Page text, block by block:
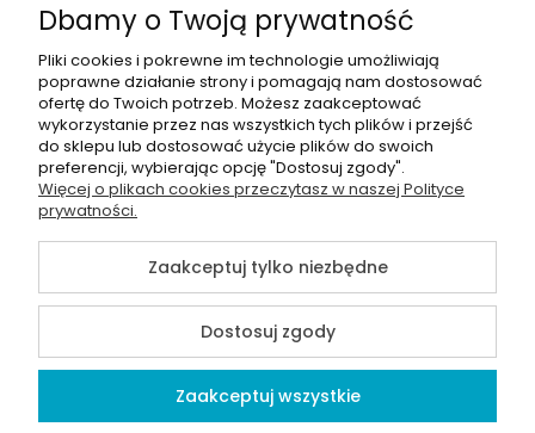
energię mogą
nawet o 70-80%.
O nas
Kategorie produktowe
©2026 Wszelkie Prawa Zastrzeżone |Alians-shop
Szablon Master byEcommercy
Pokaż pełną wersję strony
Sklep internetowy Shoper Premium
Dbamy o Twoją prywatność
Pliki cookies i pokrewne im technologie umożliwiają
poprawne działanie strony i pomagają nam dostosować
ofertę do Twoich potrzeb. Możesz zaakceptować
wykorzystanie przez nas wszystkich tych plików i przejść
do sklepu lub dostosować użycie plików do swoich
preferencji, wybierając opcję "Dostosuj zgody".
Więcej o plikach cookies przeczytasz w naszej Polityce
prywatności.
Zaakceptuj tylko niezbędne
Dostosuj zgody
Zaakceptuj wszystkie